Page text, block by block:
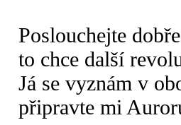
Poslouchejte
to chce další
Já se vyznám v
připravte mi